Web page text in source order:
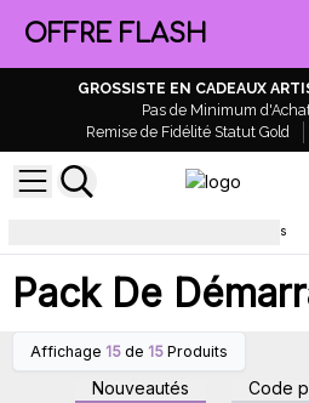
OFFRE FLASH
GROSSISTE EN CADEAUX
Pas de Minimum
Remise de Fidélité Statut Gold
Entrées avec mobilier et présentoirs
Pack De
Affichage 15 de 15 Produits
Nouveautés Code
Connectez-vous ou
inscrivez-vous pour
accéder aux prix de gros